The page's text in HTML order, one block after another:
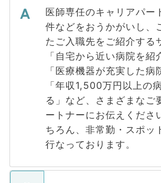
医師専任のキャリアパー
件などをおうかがいし、
たご入職先をご紹介する
「自宅から近い病院を紹
「医療機器が充実した病
「年収1,500万円以上の
る」など、さまざまなご
ートナーにお伝えくださ
ちろん、非常勤・スポッ
行なっております。